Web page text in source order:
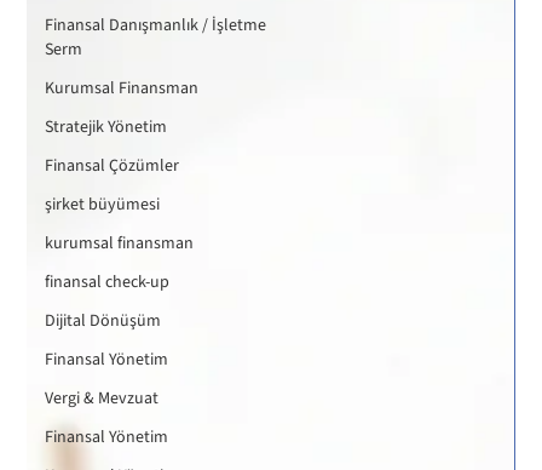
Finansal Danışmanlık / İşletme
Serm
Kurumsal Finansman
Stratejik Yönetim
Finansal Çözümler
şirket büyümesi
kurumsal finansman
finansal check-up
Dijital Dönüşüm
Finansal Yönetim
Vergi & Mevzuat
Finansal Yönetim